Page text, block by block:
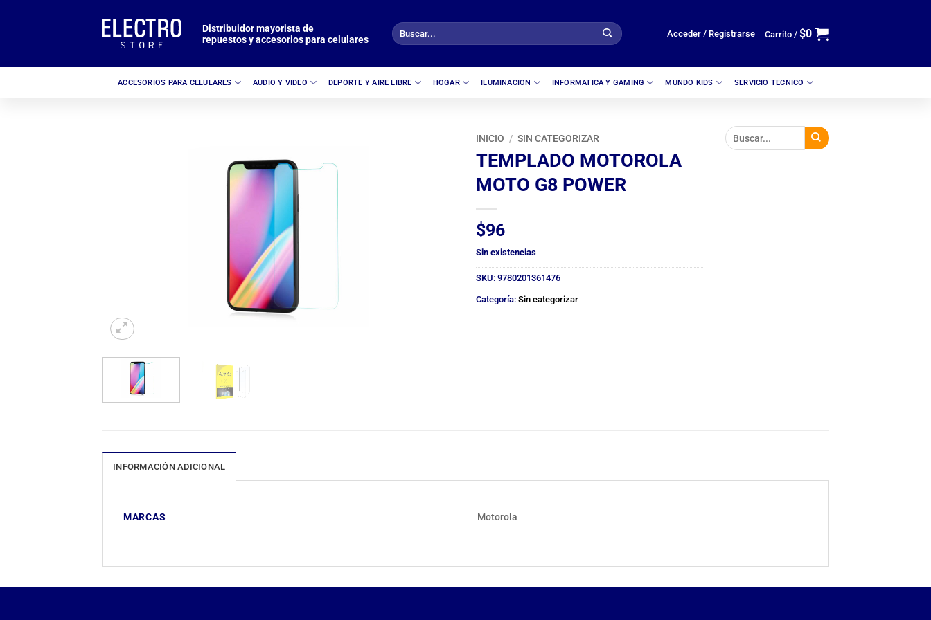
Distribuidor mayorista de
repuestos y accesorios para celulares
Buscar
por:
Acceder / Registrarse Carrito / $0
ACCESORIOS PARA CELULARES AUDIO Y VIDEO DEPORTE Y AIRE LIBRE HOGAR ILUMINACION INFORMATICA Y GAMING MUNDO KIDS SERVICIO TECNICO
INICIO / SIN CATEGORIZAR
TEMPLADO MOTOROLA
MOTO G8 POWER
$96
Sin existencias
SKU: 9780201361476
Categoría: Sin categorizar
INFORMACIÓN ADICIONAL
MARCAS Motorola